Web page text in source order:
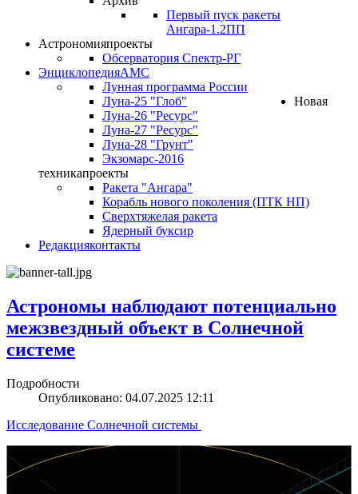
Первый пуск ракеты
Ангара-1.2ПП
Астрономияпроекты
Обсерватория Спектр-РГ
ЭнциклопедияАМС
Лунная программа России
Луна-25 "Глоб"
Луна-26 "Ресурс"
Луна-27 "Ресурс"
Луна-28 "Грунт"
Экзомарс-2016
Новая
техникапроекты
Ракета "Ангара"
Корабль нового поколения (ПТК НП)
Сверхтяжелая ракета
Ядерный буксир
Редакцияконтакты
Астрономы наблюдают потенциально
межзвездный объект в Солнечной
системе
Подробности
Опубликовано: 04.07.2025 12:11
Исследование Солнечной системы